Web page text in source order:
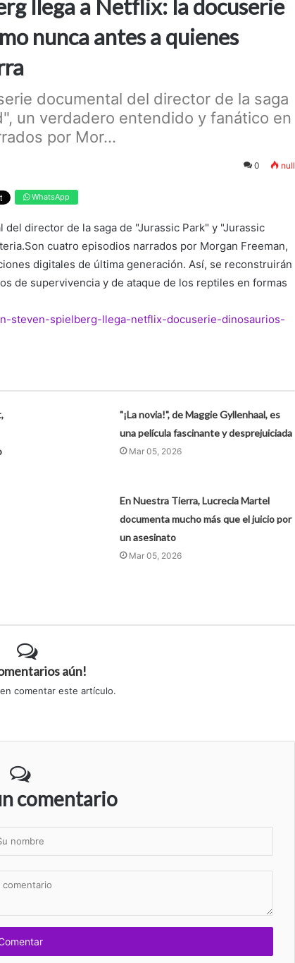
llega a Netflix: la docuserie
nunca antes a quienes
documental del director de la saga
un verdadero entendido y fanático en
por Mor...
0 null
WhatsApp
director de la saga de "Jurassic Park" y "Jurassic
cuatro episodios narrados por Morgan Freeman,
digitales de última generación. Así, se reconstruirán
de supervivencia y de ataque de los reptiles en formas
steven-spielberg-llega-netflix-docuserie-dinosaurios-
"¡La novia!", de Maggie Gyllenhaal, es
una película fascinante y desprejuiciada
Mar 05, 2026
En Nuestra Tierra, Lucrecia Martel
documenta mucho más que el juicio por
un asesinato
Mar 05, 2026
aún!
comentar este artículo.
comentario